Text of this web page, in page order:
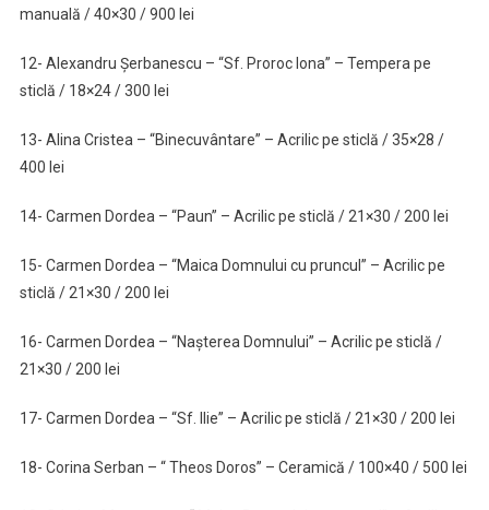
manuală / 40×30 / 900 lei
12- Alexandru Șerbanescu – “Sf. Proroc Iona” – Tempera pe
sticlă / 18×24 / 300 lei
13- Alina Cristea – “Binecuvântare” – Acrilic pe sticlă / 35×28 /
400 lei
14- Carmen Dordea – “Paun” – Acrilic pe sticlă / 21×30 / 200 lei
15- Carmen Dordea – “Maica Domnului cu pruncul” – Acrilic pe
sticlă / 21×30 / 200 lei
16- Carmen Dordea – “Nașterea Domnului” – Acrilic pe sticlă /
21×30 / 200 lei
17- Carmen Dordea – “Sf. Ilie” – Acrilic pe sticlă / 21×30 / 200 lei
18- Corina Serban – “ Theos Doros” – Ceramică / 100×40 / 500 lei